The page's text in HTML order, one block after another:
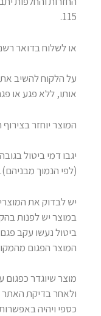
115.
או לשלוח בדואר רשם לכתובת
על הלקוח להשיב את
אותו, ללא פגע או פגם;
המוצר יוחזר
(לפי הנמוך מבניהם).
יש לבדוק את
במוצר יש לפנות
ביטול נעשו עקב
המוצר הפגום
מוצר שיוגדר כפגום
ולאחר בדיקת האתר
כספי ויהיה